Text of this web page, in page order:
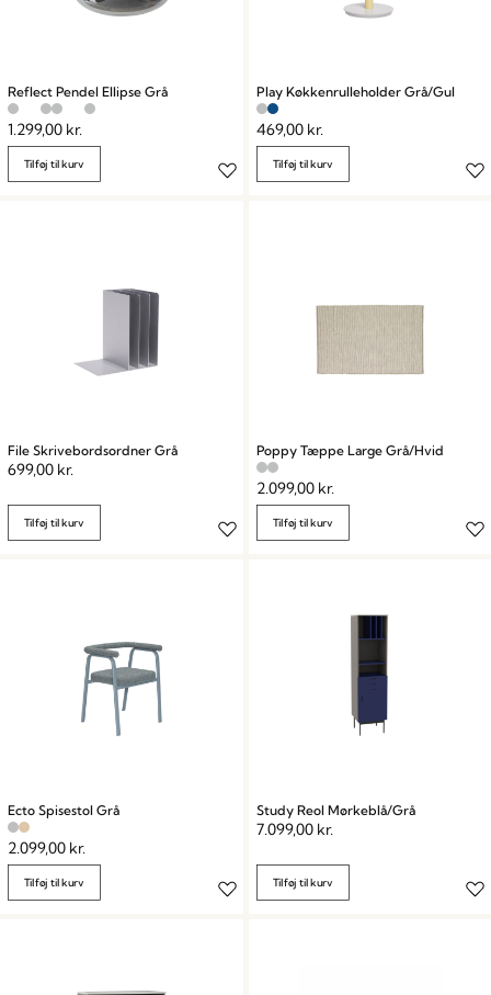
Reflect Pendel Ellipse Grå
1.299,00 kr.
Tilføj til kurv
Play Køkkenrulleholder Grå/Gul
469,00 kr.
Tilføj til kurv
File Skrivebordsordner Grå
699,00 kr.
Tilføj til kurv
Poppy Tæppe Large Grå/Hvid
2.099,00 kr.
Tilføj til kurv
Ecto Spisestol Grå
2.099,00 kr.
Tilføj til kurv
Study Reol Mørkeblå/Grå
7.099,00 kr.
Tilføj til kurv